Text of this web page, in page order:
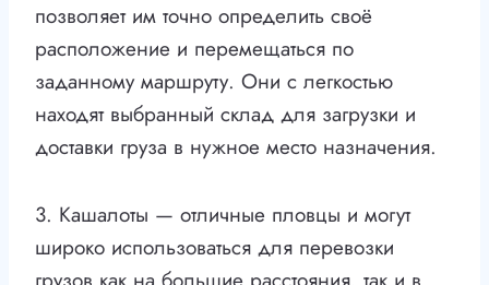
позволяет им точно определить своё
расположение и перемещаться по
заданному маршруту. Они с легкостью
находят выбранный склад для загрузки и
доставки груза в нужное место назначения.
3. Кашалоты — отличные пловцы и могут
широко использоваться для перевозки